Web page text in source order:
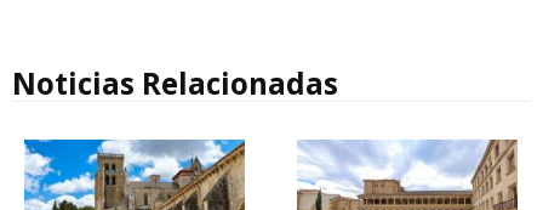
Noticias Relacionadas